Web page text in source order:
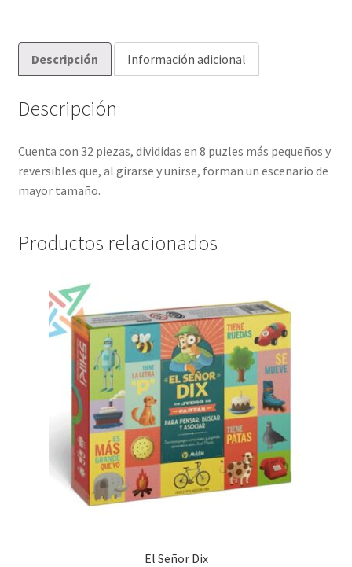
Descripción Información adicional
Descripción
Cuenta con 32 piezas, divididas en 8 puzles más pequeños y
reversibles que, al girarse y unirse, forman un escenario de
mayor tamaño.
Productos relacionados
El Señor Dix